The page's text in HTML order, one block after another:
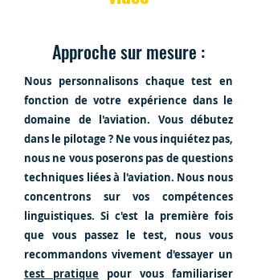
Approche sur mesure :
Nous personnalisons chaque test en
fonction de votre expérience dans le
domaine de l'aviation. Vous débutez
dans le pilotage ? Ne vous inquiétez pas,
nous ne vous poserons pas de questions
techniques liées à l'aviation. Nous nous
concentrons sur vos compétences
linguistiques. Si c'est la première fois
que vous passez le test, nous vous
recommandons vivement d'essayer un
test pratique pour vous familiariser